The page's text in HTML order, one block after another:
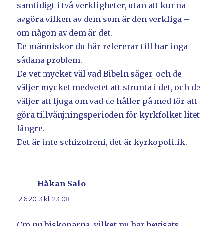
samtidigt i två verkligheter, utan att kunna
avgöra vilken av dem som är den verkliga –
om någon av dem är det.
De människor du här refererar till har inga
sådana problem.
De vet mycket väl vad Bibeln säger, och de
väljer mycket medvetet att strunta i det, och de
väljer att ljuga om vad de håller på med för att
göra tillvänjningsperioden för kyrkfolket litet
längre.
Det är inte schizofreni, det är kyrkopolitik.
Håkan Salo
12.6.2013 kl. 23:08